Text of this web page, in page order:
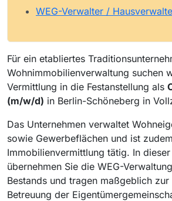
WEG-Verwalter /
Für ein etabliertes
Wohnimmobilienverwaltung suchen
Vermittlung in die Festanstellung als
(m/w/d) in Berlin-Schöneberg in
Das Unternehmen verwaltet
sowie Gewerbeflächen und ist
Immobilienvermittlung tätig. In
übernehmen Sie die WEG-
Bestands und tragen maßgeblich
Betreuung der